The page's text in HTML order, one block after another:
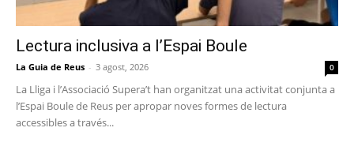
Lectura inclusiva a l’Espai Boule
La Guia de Reus - 3 agost, 2026 0
La Lliga i l’Associació Supera’t han organitzat una activitat conjunta a
l’Espai Boule de Reus per apropar noves formes de lectura
accessibles a través...